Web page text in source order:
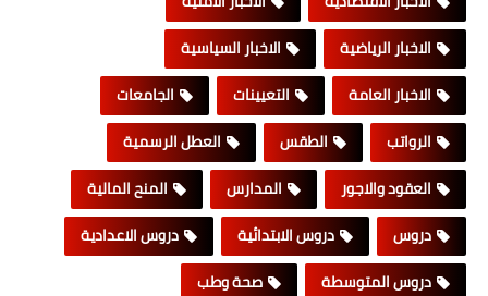
الاخبار الرياضية
الاخبار السياسية
الاخبار العامة
التعيينات
الجامعات
الرواتب
الطقس
العطل الرسمية
العقود والاجور
المدارس
المنح المالية
دروس
دروس الابتدائية
دروس الاعدادية
دروس المتوسطة
صحة وطب